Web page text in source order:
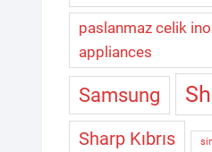
paslanmaz celik
appliances
Samsung
Sharp Kıbrıs